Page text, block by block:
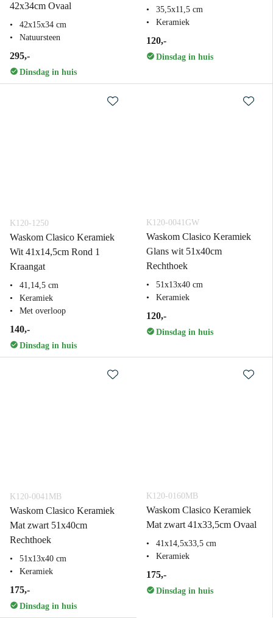
42x34cm Ovaal
42x15x34 cm
Natuursteen
295,-
Dinsdag in huis
35,5x11,5 cm
Keramiek
120,-
Dinsdag in huis
K120-1250
Waskom Clasico Keramiek
Wit 41x14,5cm Rond 1
Kraangat
41,14,5 cm
Keramiek
Met overloop
140,-
Dinsdag in huis
K120-0041GW
Waskom Clasico Keramiek
Glans wit 51x40cm
Rechthoek
51x13x40 cm
Keramiek
120,-
Dinsdag in huis
K120-0041MB
Waskom Clasico Keramiek
Mat zwart 51x40cm
Rechthoek
51x13x40 cm
Keramiek
175,-
Dinsdag in huis
K120-0160MB
Waskom Clasico Keramiek
Mat zwart 41x33,5cm Ovaal
41x14,5x33,5 cm
Keramiek
175,-
Dinsdag in huis